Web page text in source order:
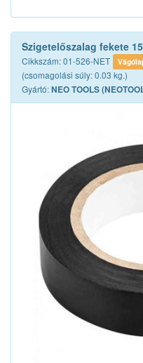
Szigetelőszalag fekete
Cikkszám: 01-526-NET
(csomagolási súly: 0.03 kg.)
Gyártó:NEO TOOLS